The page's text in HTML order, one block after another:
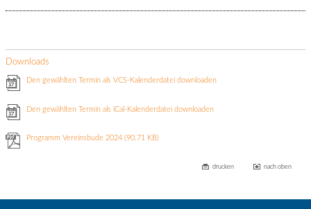
Downloads
Den gewählten Termin als VCS-Kalenderdatei downloaden
Den gewählten Termin als iCal-Kalenderdatei downloaden
Programm Vereinsbude 2024(90.71 KB)
drucken nach oben